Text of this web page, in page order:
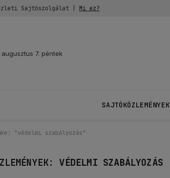
Sajtószolgálat | Mi ez?
augusztus 7. péntek
SAJTÓKÖZLEMÉNYEK
"védelmi szabályozás"
VÉDELMI SZABÁLYOZÁS